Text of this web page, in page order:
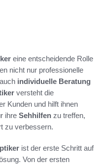
eine entscheidende Rolle
nicht nur professionelle
individuelle Beratung
versteht die
Kunden und hilft ihnen
ihre Sehhilfen zu treffen,
zu verbessern.
ist der erste Schritt auf
Von der ersten